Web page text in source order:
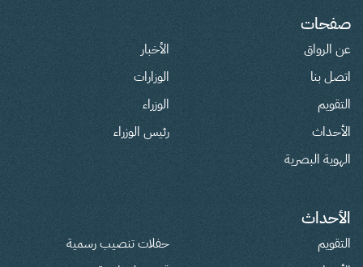
صفحات
عن الرواق
اتصل بنا
التقويم
الأحداث
الهوية البصرية
الأخبار
الوزارات
الوزراء
رئيس الوزراء
الأحداث
التقويم
حفلات تنصيب رسمية